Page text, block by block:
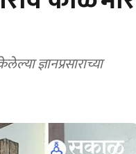
ज्ञानप्रसाराच्या